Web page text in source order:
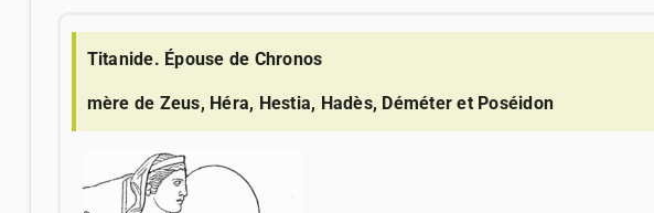
Titanide. Épouse de Chronos
mère de Zeus, Héra, Hestia, Hadès, Déméter et Poséidon